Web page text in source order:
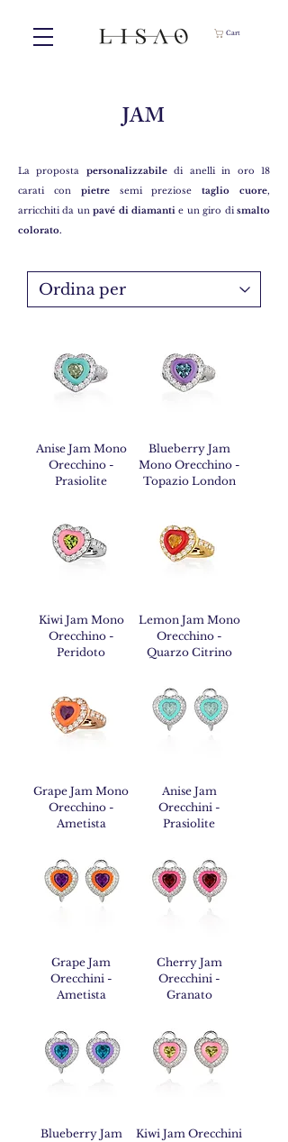
Cart
JAM
La proposta personalizzabiledi anelli in oro 18
carati con pietresemi preziose taglio cuore,
arricchiti da unpavé di diamanti e un giro dismalto
colorato.
Anise Jam Mono
Orecchino -
Prasiolite
Blueberry Jam
Mono Orecchino -
Topazio London
Kiwi Jam Mono
Orecchino -
Peridoto
Lemon Jam Mono
Orecchino -
Quarzo Citrino
Grape Jam Mono
Orecchino -
Ametista
Anise Jam
Orecchini -
Prasiolite
Grape Jam
Orecchini -
Ametista
Cherry Jam
Orecchini -
Granato
Blueberry Jam
Kiwi Jam Orecchini